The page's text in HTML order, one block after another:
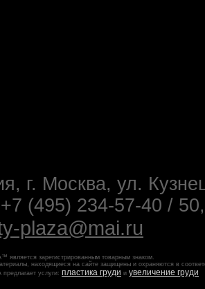
г. Москва, ул.
(495) 234-57-40 /
plaza@mai.ru
является зарегистрированным товарным знаком.
находящиеся на сайте защищены и охраняются в
услуги: пластика груди и увеличение груди